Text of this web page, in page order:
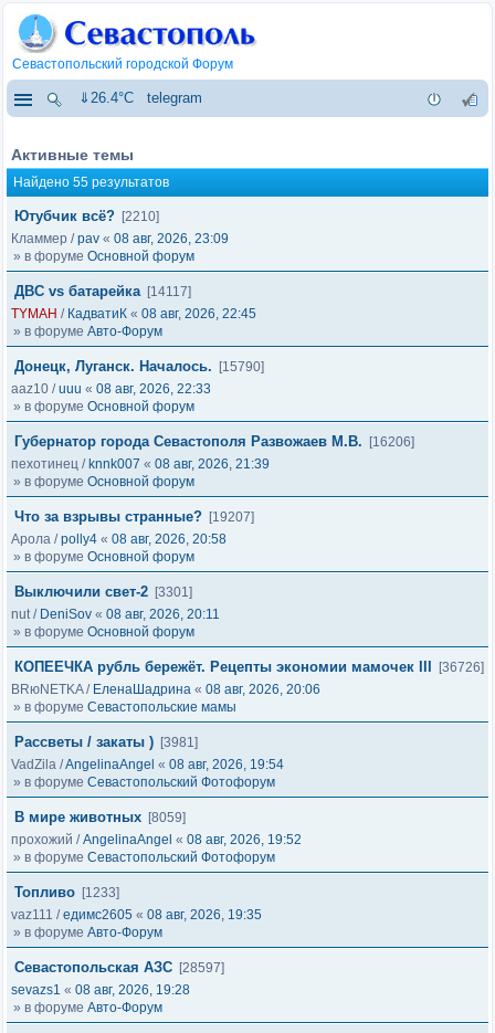
Севастопольский городской Форум
⇓26.4°C telegram
Активные темы
Найдено 55 результатов
Ютубчик всё? [2210]
Кламмер /pav « 08 авг, 2026, 23:09
» в форуме Основной форум
ДВС vs батарейка [14117]
TYMAH / КадватиК « 08 авг, 2026, 22:45
» в форуме Авто-Форум
Донецк, Луганск. Началось.
[15790]
aaz10 /uuu « 08 авг, 2026, 22:33
» в форуме Основной форум
Губернатор города Севастополя Развожаев М.В.
[16206]
пехотинец / knnk007 « 08 авг, 2026, 21:39
» в форуме Основной форум
Что за взрывы странные? [19207]
Арола /polly4 « 08 авг, 2026, 20:58
» в форуме Основной форум
Выключили свет-2 [3301]
nut/ DeniSov « 08 авг, 2026, 20:11
» в форуме Основной форум
КОПЕЕЧКА рубль бережёт. Рецепты экономии мамочек III
[36726]
BRюNETKA/ ЕленаШадрина « 08 авг, 2026, 20:06
» в форуме Севастопольские мамы
Рассветы / закаты ) [3981]
VadZila /AngelinaAngel « 08 авг, 2026, 19:54
» в форуме Севастопольский Фотофорум
В мире животных [8059]
прохожий /AngelinaAngel « 08 авг, 2026, 19:52
» в форуме Севастопольский Фотофорум
Топливо [1233]
vaz111 /едимс2605 « 08 авг, 2026, 19:35
» в форуме Авто-Форум
Севастопольская АЗС [28597]
sevazs1 « 08 авг, 2026, 19:28
» в форуме Авто-Форум